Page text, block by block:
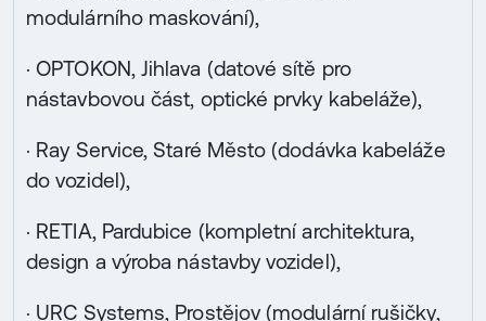
modulárního maskování),
· OPTOKON, Jihlava (datové sítě pro
nástavbovou část, optické prvky kabeláže),
· Ray Service, Staré Město (dodávka kabeláže
do vozidel),
· RETIA, Pardubice (kompletní architektura,
design a výroba nástavby vozidel),
· URC Systems, Prostějov (modulární rušičky,